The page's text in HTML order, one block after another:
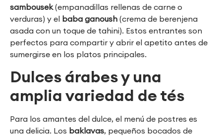
sambousek(empanadillas rellenas de carne o
verduras) y el baba ganoush (crema de berenjena
asada con un toque de tahini). Estos entrantes son
perfectos para compartir y abrir el apetito antes de
sumergirse en los platos principales.
Dulces árabes y una
amplia variedad de tés
Para los amantes del dulce, el menú de postres es
una delicia. Los baklavas, pequeños bocados de